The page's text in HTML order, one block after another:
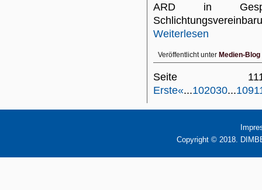
ARD in
Weiterlesen
Veröffentlicht unter Medien-Blog
Seite
Erste«...102030...109
Copyright © 2018.